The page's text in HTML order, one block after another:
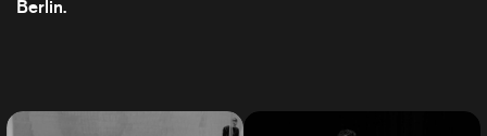
Berlin.